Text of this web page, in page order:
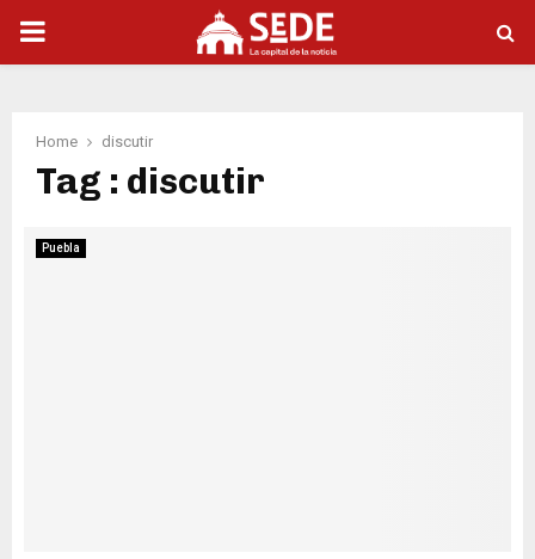
PRIMARY
Home discutir
Tag : discutir
Puebla